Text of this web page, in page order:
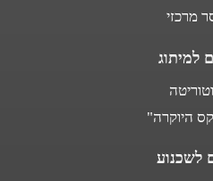
מרכזי
למיתוג
היוקרה"
לשכנוע